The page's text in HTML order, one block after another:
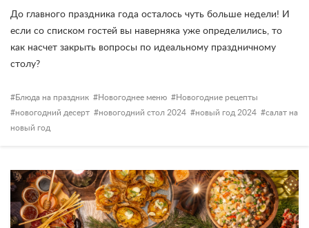
До главного праздника года осталось чуть больше недели! И
если со списком гостей вы наверняка уже определились, то
как насчет закрыть вопросы по идеальному праздничному
столу?
Блюда на праздник Новогоднее меню
Новогодние рецепты
новогодний десерт
новогодний стол 2024 новый год 2024
салат на
новый год